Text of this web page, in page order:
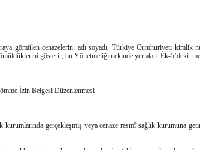
gömülen cenazelerin; adı soyadı, Türkiye Cumhuriyeti kimlik
gösterir, bu Yönetmeliğin ekinde yer alan Ek-5’deki
İzin Belgesi Düzenlenmesi
gerçekleşmiş veya cenaze resmî sağlık kurumuna